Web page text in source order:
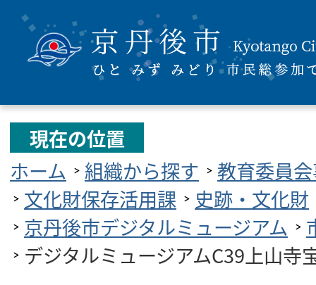
現在の位置
ホーム
組織から探す
教育委員
文化財保存活用課
史跡・文化財
京丹後市デジタルミュージアム
デジタルミュージアムC39上山寺